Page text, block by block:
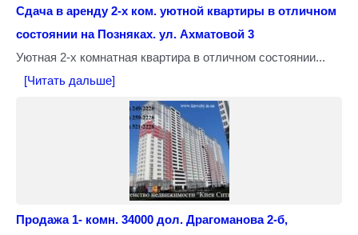
Сдача в аренду 2-х ком. уютной квартиры в отличном
состоянии на Позняках. ул. Ахматовой 3
Уютная 2-х комнатная квартира в отличном состоянии...
[Читать дальше]
Продажа 1- комн. 34000 дол. Драгоманова 2-б,